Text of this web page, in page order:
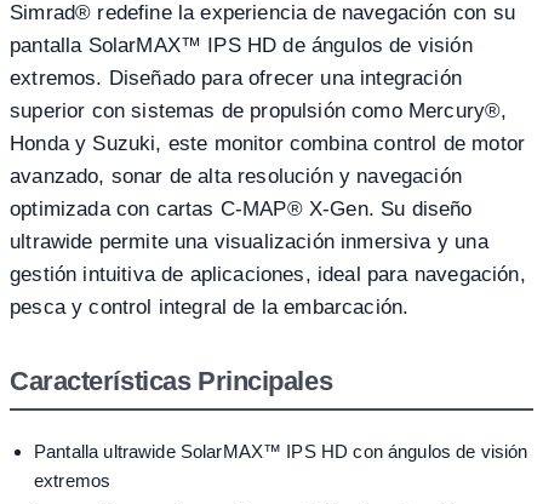
Simrad® redefine la experiencia de navegación con su
pantalla SolarMAX™ IPS HD de ángulos de visión
extremos. Diseñado para ofrecer una integración
superior con sistemas de propulsión como Mercury®,
Honda y Suzuki, este monitor combina control de motor
avanzado, sonar de alta resolución y navegación
optimizada con cartas C-MAP® X-Gen. Su diseño
ultrawide permite una visualización inmersiva y una
gestión intuitiva de aplicaciones, ideal para navegación,
pesca y control integral de la embarcación.
Características Principales
Pantalla ultrawide SolarMAX™ IPS HD con ángulos de visión
extremos